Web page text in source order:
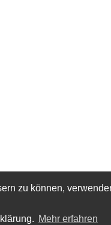
zu können,
Mehr erfahren